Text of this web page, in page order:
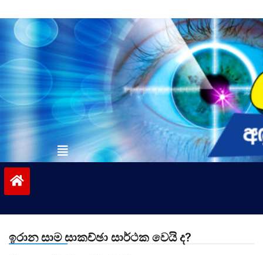
to
contentvinivida.lk
ඉරාන සාම සාකච්ඡා සාර්ථක වෙයි ද?